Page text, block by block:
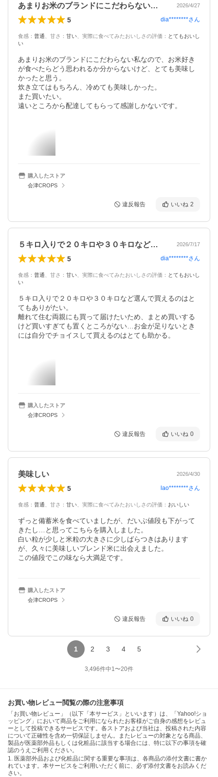
あまりお米のブランドにこだわらない私な… 2026/4/27
5 dia********さん
食感 ： 普通 甘さ ： 甘い 実際に食べてみたおいしさの評価 ： とてもおいし
い
あまりお米のブランドにこだわらない私なので、お米好き
が食べたらどう思われるか分からないけど、とても美味し
かったと思う。
炊き立てはもちろん、冷めても美味しかった。
また買いたい。
遠いところから配達してもらって感謝しかないです。
購入したストア
会津CROPS
違反報告 いいね 2
５キロ入りで２０キロや３０キロなど選ん… 2026/7/17
5 dia********さん
食感 ： 普通 甘さ ： 甘い 実際に食べてみたおいしさの評価 ： とてもおいし
い
５キロ入りで２０キロや３０キロなど選んで買えるのはと
てもありがたい。
離れて住む両親にも買って届けたいため、まとめ買いする
けど買いすぎても置くところがない…お金が足りないとき
には自分でチョイスして買えるのはとても助かる。
購入したストア
会津CROPS
違反報告 いいね 0
美味しい 2026/4/30
5 lao********さん
食感 ： 普通 甘さ ： 甘い 実際に食べてみたおいしさの評価 ： おいしい
ずっと備蓄米を食べていましたが、だいぶ値段も下がって
きたし…と思ってこちらを購入しました。
白い粒が少しと米粒の大きさに少しばらつきはあります
が、久々に美味しいブレンド米に出会えました。
この値段でこの味なら大満足です。
購入したストア
会津CROPS
違反報告 いいね 0
1 2 3 4 5
3,496件中1〜20件
お買い物レビュー閲覧の際の注意事項
「お買い物レビュー」（以下「本サービス」といいます）は、「Yahoo!ショ
ッピング」において商品をご利用になられたお客様がご自身の感想をレビュ
ーとして投稿できるサービスです。各ストアおよび当社は、投稿された内容
について正確性を含め一切保証しません。またレビューの対象となる商品、
製品が医薬部外品もしくは化粧品に該当する場合には、特に以下の事項を確
認のうえご利用ください。
1. 医薬部外品および化粧品に関する重要な事項は、各商品の添付文書に書か
れています。本サービスをご利用いただく前に、必ず添付文書をお読みくだ
さい。